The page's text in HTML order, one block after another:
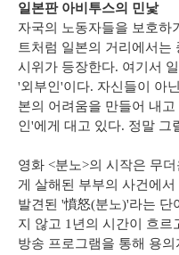
일본판 아비투스의 민낯
자국의 노동자들을 보호하
트처럼 일본의 거리에서는
시위가 등장한다. 여기서
'외부인'이다. 자신들이 아
본의 어려움을 만들어 내
인'에게 대고 있다. 정말 그
영화 <분노>의 시작은 무
게 살해된 부부의 사건에
발견된 '憤怒(분노)'라는 단
지 않고 1년의 시간이 흐르
방송 프로그램을 통해 용